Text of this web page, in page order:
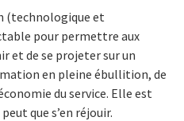
(technologique et
pour permettre aux
et de se projeter sur un
en pleine ébullition, de
du service. Elle est
que s’en réjouir.